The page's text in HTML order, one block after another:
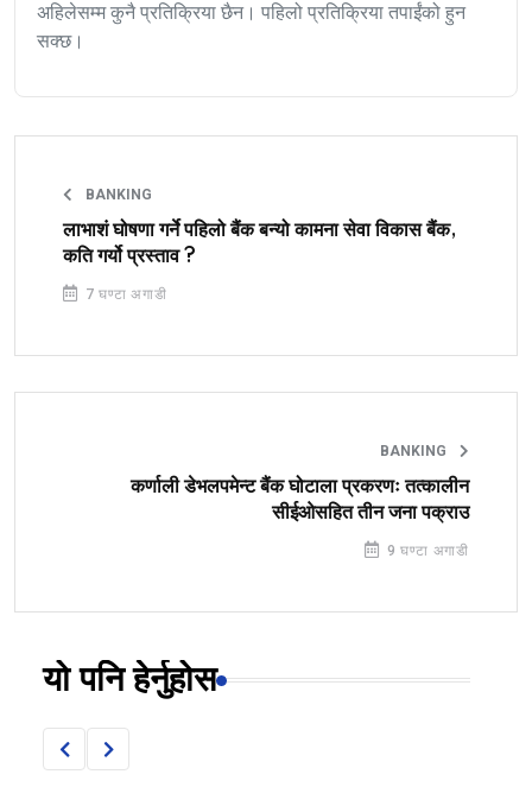
अहिलेसम्म कुनै प्रतिक्रिया छैन। पहिलो प्रतिक्रिया तपाईंको हुन
सक्छ।
BANKING
लाभाशं घोषणा गर्ने पहिलो बैंक बन्यो कामना सेवा विकास बैंक,
कति गर्यो प्रस्ताव ?
7 घण्टा अगाडी
BANKING
कर्णाली डेभलपमेन्ट बैंक घोटाला प्रकरणः तत्कालीन
सीईओसहित तीन जना पक्राउ
9 घण्टा अगाडी
यो पनि हेर्नुहोस